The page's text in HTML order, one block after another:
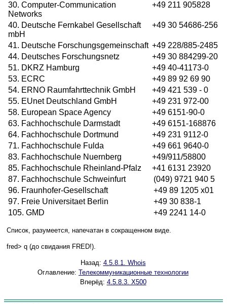
30. Computer-Communication
Networks
+49 211 905828
40. Deutsche Fernkabel Gesellschaft
mbH
+49 30 54686-256
41. Deutsche Forschungsgemeinschaft +49 228/885-2485
44. Deutsches Forschungsnetz
+49 30 884299-20
51. DKRZ Hamburg
+49 40-41173-0
53. ECRC
+49 89 92 69 90
54. ERNO Raumfahrttechnik GmbH
+49 421 539 - 0
55. EUnet Deutschland GmbH
+49 231 972-00
58. European Space Agency
+49 6151-90-0
63. Fachhochschule Darmstadt
+49 6151-168876
64. Fachhochschule Dortmund
+49 231 9112-0
71. Fachhochschule Fulda
+49 661 9640-0
83. Fachhochschule Nuernberg
+49/911/58800
85. Fachhochschule Rheinland-Pfalz
+41 6131 23920
87. Fachhochschule Schweinfurt
(049) 9721 940 5
96. Fraunhofer-Gesellschaft
+49 89 1205 x01
97. Freie Universitaet Berlin
+49 30 838-1
105. GMD
+49 2241 14-0
Список, разумеется, напечатан в сокращенном виде.
fred> q (до свидания FRED!).
Назад: 4.5.8.1. Whois
Оглавление: Телекоммуникационные технологии
Вперёд: 4.5.8.3. X500